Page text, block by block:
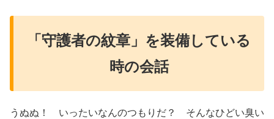
「守護者の紋章」を装備している
時の会話
うぬぬ！ いったいなんのつもりだ？ そんなひどい臭い